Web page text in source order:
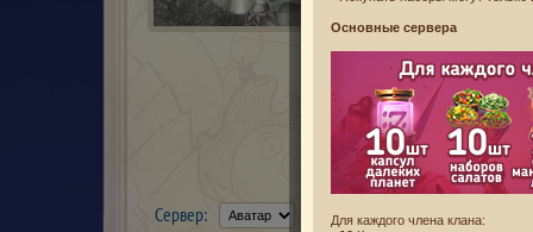
Сервер:
Основные сервера
Для каждого члена клана: